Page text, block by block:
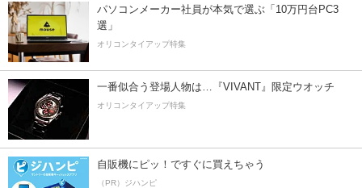
パソコンメーカー社員が本気で選ぶ「10万円台PC3
選」
オリコンタイアップ特集
一番似合う登場人物は…『VIVANT』限定ウオッチ
オリコンタイアップ特集
自販機にピッ！ですぐに買えちゃう
（PR）ジハンピ